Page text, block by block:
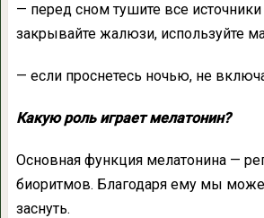
— перед сном тушите все источники
закрывайте жалюзи, используйте
— если проснетесь ночью, не
Какую роль играет мелатонин?
Основная функция мелатонина —
биоритмов. Благодаря ему мы
заснуть.